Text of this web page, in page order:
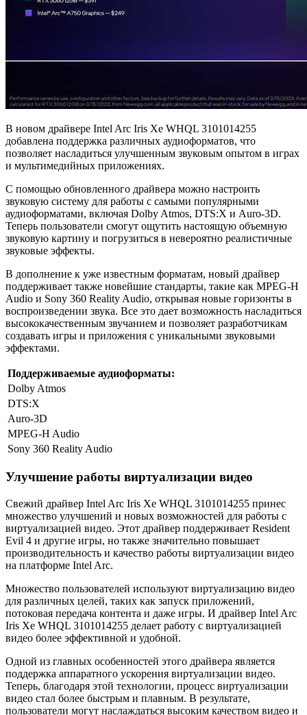
В новом драйвере Intel Arc Iris Xe WHQL 3101014255
добавлена поддержка различных аудиоформатов, что
позволяет насладиться улучшенным звуковым опытом в играх
и мультимедийных приложениях.
С помощью обновленного драйвера можно настроить
звуковую систему для работы с самыми популярными
аудиоформатами, включая Dolby Atmos, DTS:X и Auro-3D.
Теперь пользователи смогут ощутить настоящую объемную
звуковую картину и погрузиться в невероятно реалистичные
звуковые эффекты.
В дополнение к уже известным форматам, новый драйвер
поддерживает также новейшие стандарты, такие как MPEG-H
Audio и Sony 360 Reality Audio, открывая новые горизонты в
воспроизведении звука. Все это дает возможность насладиться
высококачественным звучанием и позволяет разработчикам
создавать игры и приложения с уникальными звуковыми
эффектами.
Поддерживаемые аудиоформаты:
Dolby Atmos
DTS:X
Auro-3D
MPEG-H Audio
Sony 360 Reality Audio
Улучшение работы виртуализации видео
Свежий драйвер Intel Arc Iris Xe WHQL 3101014255 принес
множество улучшений и новых возможностей для работы с
виртуализацией видео. Этот драйвер поддерживает Resident
Evil 4 и другие игры, но также значительно повышает
производительность и качество работы виртуализации видео
на платформе Intel Arc.
Множество пользователей используют виртуализацию видео
для различных целей, таких как запуск приложений,
потоковая передача контента и даже игры. И драйвер Intel Arc
Iris Xe WHQL 3101014255 делает работу с виртуализацией
видео более эффективной и удобной.
Одной из главных особенностей этого драйвера является
поддержка аппаратного ускорения виртуализации видео.
Теперь, благодаря этой технологии, процесс виртуализации
видео стал более быстрым и плавным. В результате,
пользователи могут наслаждаться высоким качеством видео и